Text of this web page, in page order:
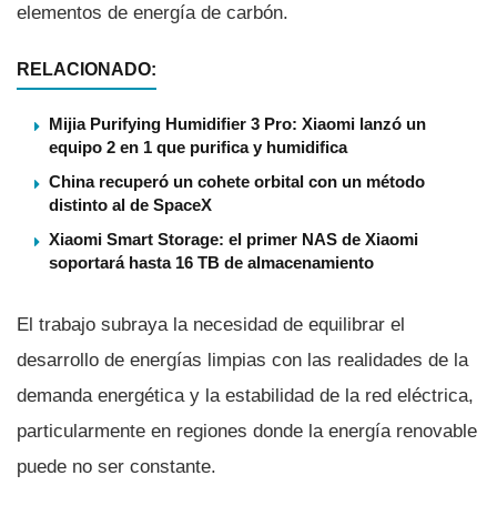
elementos de energía de carbón.
RELACIONADO:
Mijia Purifying Humidifier 3 Pro: Xiaomi lanzó un
equipo 2 en 1 que purifica y humidifica
China recuperó un cohete orbital con un método
distinto al de SpaceX
Xiaomi Smart Storage: el primer NAS de Xiaomi
soportará hasta 16 TB de almacenamiento
El trabajo subraya la necesidad de equilibrar el
desarrollo de energías limpias con las realidades de la
demanda energética y la estabilidad de la red eléctrica,
particularmente en regiones donde la energía renovable
puede no ser constante.